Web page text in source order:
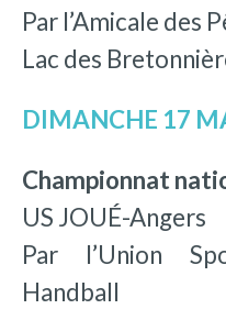
Par l’Amicale des
Lac des
DIMANCHE 17
Championnat
US JOUÉ-Angers
Par l’Union
Handball